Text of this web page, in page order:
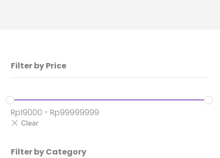
Filter by Price
Rp19000 - Rp99999999
Filter by Category